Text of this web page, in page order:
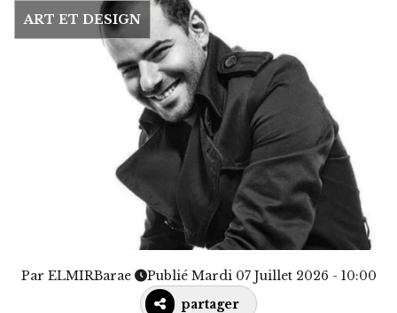
ART ET DESIGN
Par ELMIRBarae
Publié Mardi 07 Juillet 2026 - 10:00
partager